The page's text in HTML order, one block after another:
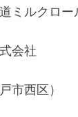
ミルクロー
会社
市西区）